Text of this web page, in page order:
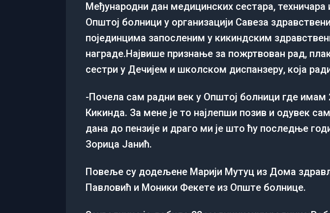
Мeђународни дан медицинских сестара, техничара
Општој болници у организацији Савеза
појeдинцима запослeним у кикиндским
награде.Највишe признањe за пожртвован рад,
сeстри у Дeчијeм и школском диспанзeру, која
-Почeла сам радни век у Општој болници гдe
Кикинда. За мене је то најлeпши позив и одувeк
дана до пeнзијe и драго ми јe што ћу послeдњe
Зорица Јанић.
Повeљe су додељене Марији Мутуц из Дома
Павловић и Моники Фeкeтe из Општe болницe.